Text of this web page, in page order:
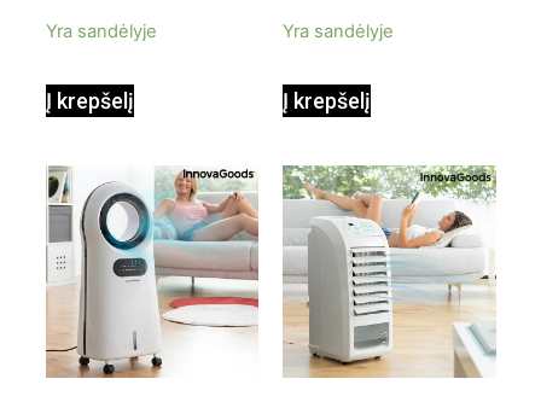
0,35 L 3 Bar
1000W
Yra sandėlyje
Į krepšelį
Shiatsu
Yra sandėlyje
Į krepšelį